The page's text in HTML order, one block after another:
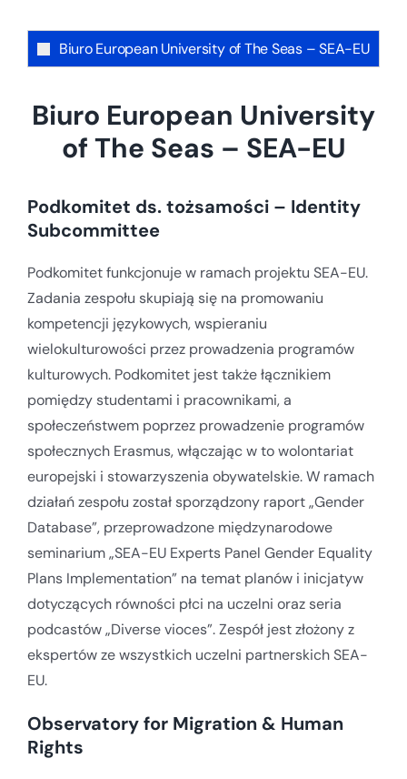
Biuro European University of The Seas – SEA-EU
Biuro European University
of The Seas – SEA-EU
Podkomitet ds. tożsamości – Identity
Subcommittee
Podkomitet funkcjonuje w ramach projektu SEA-EU.
Zadania zespołu skupiają się na promowaniu
kompetencji językowych, wspieraniu
wielokulturowości przez prowadzenia programów
kulturowych. Podkomitet jest także łącznikiem
pomiędzy studentami i pracownikami, a
społeczeństwem poprzez prowadzenie programów
społecznych Erasmus, włączając w to wolontariat
europejski i stowarzyszenia obywatelskie. W ramach
działań zespołu został sporządzony raport „Gender
Database”, przeprowadzone międzynarodowe
seminarium „SEA-EU Experts Panel Gender Equality
Plans Implementation” na temat planów i inicjatyw
dotyczących równości płci na uczelni oraz seria
podcastów „Diverse vioces”. Zespół jest złożony z
ekspertów ze wszystkich uczelni partnerskich SEA-
EU.
Observatory for Migration & Human
Rights